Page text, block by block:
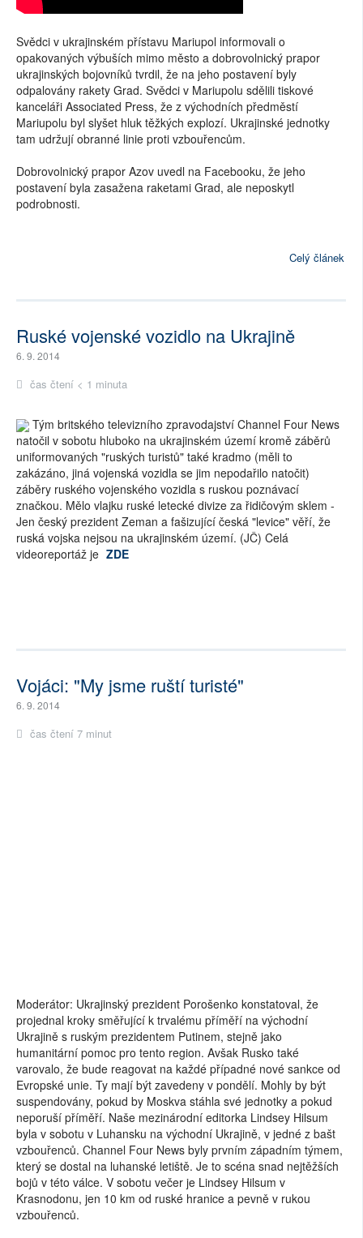
Svědci v ukrajinském přístavu Mariupol informovali o
opakovaných výbuších mimo město a dobrovolnický prapor
ukrajinských bojovníků tvrdil, že na jeho postavení byly
odpalovány rakety Grad. Svědci v Mariupolu sdělili tiskové
kanceláři Associated Press, že z východních předměstí
Mariupolu byl slyšet hluk těžkých explozí. Ukrajinské jednotky
tam udržují obranné linie proti vzbouřencům.
Dobrovolnický prapor Azov uvedl na Facebooku, že jeho
postavení byla zasažena raketami Grad, ale neposkytl
podrobnosti.
Celý článek
Ruské vojenské vozidlo na Ukrajině
6. 9. 2014
čas čtení < 1 minuta
Tým britského televizního zpravodajství Channel Four News
natočil v sobotu hluboko na ukrajinském území kromě záběrů
uniformovaných "ruských turistů" také kradmo (měli to
zakázáno, jiná vojenská vozidla se jim nepodařilo natočit)
záběry ruského vojenského vozidla s ruskou poznávací
značkou. Mělo vlajku ruské letecké divize za řidičovým sklem -
Jen český prezident Zeman a fašizující česká "levice" věří, že
ruská vojska nejsou na ukrajinském území. (JČ) Celá
videoreportáž je ZDE
Vojáci: "My jsme ruští turisté"
6. 9. 2014
čas čtení 7 minut
Moderátor: Ukrajinský prezident Porošenko konstatoval, že
projednal kroky směřující k trvalému příměří na východní
Ukrajině s ruským prezidentem Putinem, stejně jako
humanitární pomoc pro tento region. Avšak Rusko také
varovalo, že bude reagovat na každé případné nové sankce od
Evropské unie. Ty mají být zavedeny v pondělí. Mohly by být
suspendovány, pokud by Moskva stáhla své jednotky a pokud
neporuší příměří. Naše mezinárodní editorka Lindsey Hilsum
byla v sobotu v Luhansku na východní Ukrajině, v jedné z bašt
vzbouřenců. Channel Four News byly prvním západním týmem,
který se dostal na luhanské letiště. Je to scéna snad nejtěžších
bojů v této válce. V sobotu večer je Lindsey Hilsum v
Krasnodonu, jen 10 km od ruské hranice a pevně v rukou
vzbouřenců.